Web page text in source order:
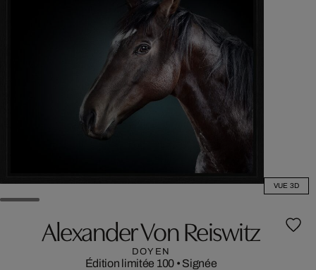
VUE 3D
Alexander Von Reiswitz
DOYEN
Édition limitée 100 • Signée